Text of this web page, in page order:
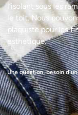
l’isolant sous les
le toit. Nous
plaquiste pour les
esthétique.
Une question, besoin